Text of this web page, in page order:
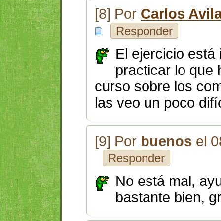
[8] Por Carlos
Responder
El ejercicio
practicar lo que
curso sobre los
las veo un poco
[9] Por buenos el
Responder
No está mal,
bastante bien,